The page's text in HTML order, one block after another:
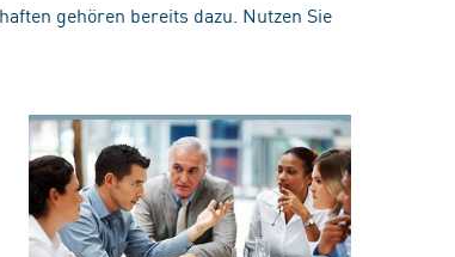
gehören bereits dazu. Nutzen Sie